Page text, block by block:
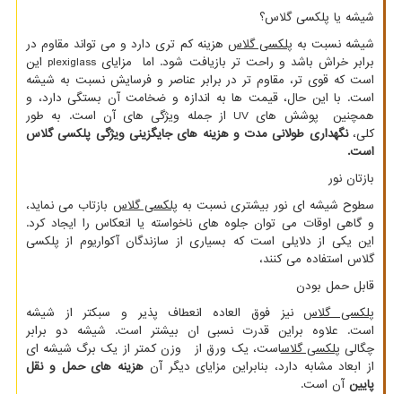
شیشه یا پلکسی گلاس؟
شیشه نسبت به پلکسی گلاس هزینه کم تری دارد و می تواند مقاوم در
برابر خراش باشد و راحت تر بازیافت شود. اما مزایایplexiglass این
است که قوی تر، مقاوم تر در برابر عناصر و فرسایش نسبت به شیشه
است. با این حال، قیمت ها به اندازه و ضخامت آن بستگی دارد، و
همچنین پوشش هایUV از جمله ویژگی های آن است. به طور
کلی،نگهداری طولانی مدت و هزینه های جایگزینی ویژگی پلکسی گلاس
است.
بازتان نور
سطوح شیشه ای نور بیشتری نسبت به پلکسی گلاس بازتاب می نماید،
و گاهی اوقات می توان جلوه های ناخواسته یا انعکاس را ایجاد کرد.
این یکی از دلایلی است که بسیاری از سازندگان آکواریوم از پلکسی
گلاس استفاده می کنند،
قابل حمل بودن
پلکسی گلاسنیز فوق العاده انعطاف پذیر و سبکتر از شیشه
است. علاوه براین قدرت نسبی ان بیشتر است. شیشه دو برابر
چگالی پلکسی گلاساست، یک ورق از وزن کمتر از یک برگ شیشه ای
از ابعاد مشابه دارد، بنابراین مزایای دیگر آن هزینه های حمل و نقل
پایین آن است.